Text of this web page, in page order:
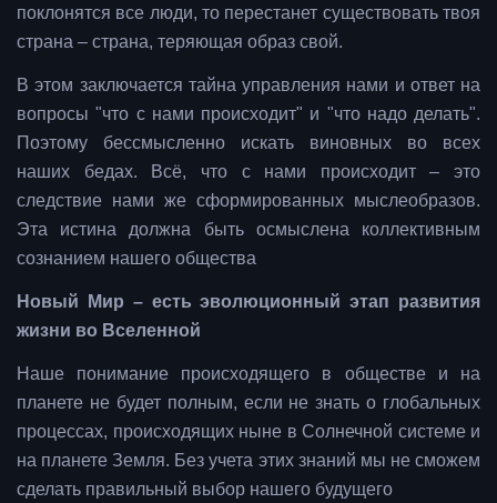
поклонятся все люди, то перестанет существовать твоя
страна – страна, теряющая образ свой.
В этом заключается тайна управления нами и ответ на
вопросы "что с нами происходит" и "что надо делать".
Поэтому бессмысленно искать виновных во всех
наших бедах. Всё, что с нами происходит – это
следствие нами же сформированных мыслеобразов.
Эта истина должна быть осмыслена коллективным
сознанием нашего общества
Новый Мир – есть эволюционный этап развития
жизни во Вселенной
Наше понимание происходящего в обществе и на
планете не будет полным, если не знать о глобальных
процессах, происходящих ныне в Солнечной системе и
на планете Земля. Без учета этих знаний мы не сможем
сделать правильный выбор нашего будущего